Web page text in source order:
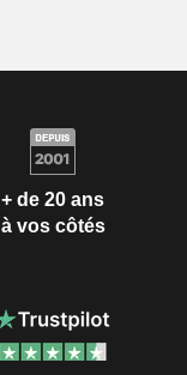
+ de 20 ans
à vos côtés